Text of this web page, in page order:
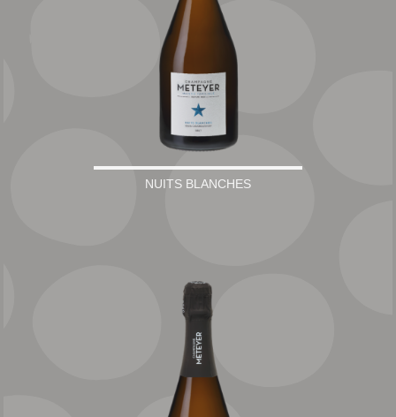
NUITS BLANCHES